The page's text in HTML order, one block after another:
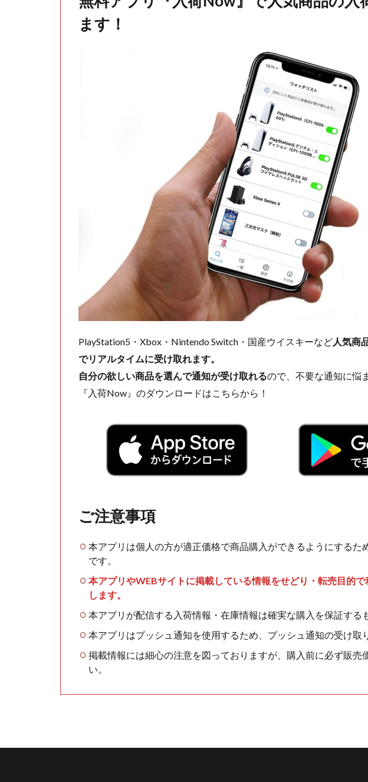
ます！
PlayStation5・Xbox・Nintendo Switch・国産ウイスキーなど人気商
でリアルタイムに受け取れます。
自分の欲しい商品を選んで通知が受け取れるので、不要な通知に悩
『入荷Now』のダウンロードはこちらから！
ご注意事項
本アプリは個人の方が適正価格で商品購入ができるようにするた
です。
本アプリやWEBサイトに掲載している情報をせどり・転売目的
します。
本アプリが配信する入荷情報・在庫情報は確実な購入を保証する
本アプリはプッシュ通知を使用するため、プッシュ通知の受け取
掲載情報には細心の注意を図っておりますが、購入前に必ず販売
い。